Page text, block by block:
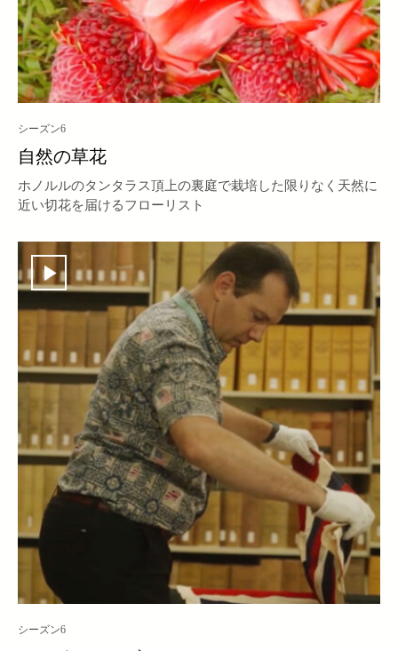
シーズン6
自然の草花
ホノルルのタンタラス頂上の裏庭で栽培した限りなく天然に
近い切花を届けるフローリスト
シーズン6